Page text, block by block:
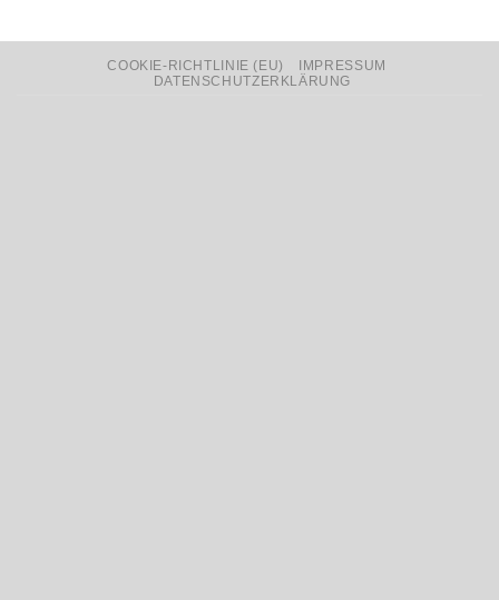
COOKIE-RICHTLINIE (EU)
IMPRESSUM
DATENSCHUTZERKLÄRUNG